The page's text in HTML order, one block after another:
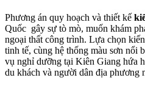
Phương án quy hoạch và thiết kế
Quốc gây sự tò mò, muốn khám
ngoại thất công trình. Lựa chọn
tinh tế, cùng hệ thống màu sơn nổi
vụ nghỉ dưỡng tại Kiên Giang hứa
du khách và người dân địa phương